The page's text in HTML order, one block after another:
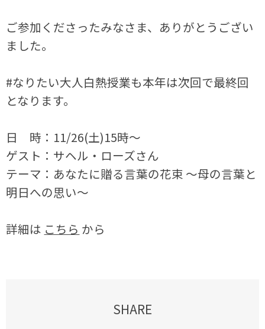
ご参加くださったみなさま、ありがとうござい
ました。
#なりたい大人白熱授業も本年は次回で最終回
となります。
日 時：11/26(土)15時～
ゲスト：サヘル・ローズさん
テーマ：あなたに贈る言葉の花束 ～母の言葉と
明日への思い～
詳細は こちら から
SHARE